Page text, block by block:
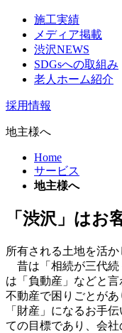
施工実績
メディア掲載
渋沢NEWS
SDGsへの取組み
老人ホーム紹介
採用情報
地主様へ
Home
サービス
地主様へ
「渋沢」はお
所有される土地を活
昔は「相続が三代続
は「負動産」などと言
不動産で困りごとがあ
「財産」になるお手
ての目標であり、会社